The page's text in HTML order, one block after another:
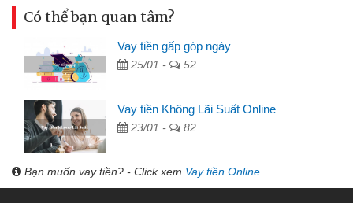
Có thể bạn quan tâm?
Vay tiền gấp góp ngày
25/01 - 52
Vay tiền Không Lãi Suất Online
23/01 - 82
Bạn muốn vay tiền? - Click xem Vay tiền Online